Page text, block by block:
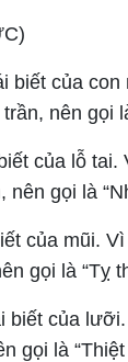
biết của con
nên gọi
của lỗ tai.
nên gọi là
của mũi.
gọi là “Tỵ
biết của lưỡi.
gọi là “Thiệt